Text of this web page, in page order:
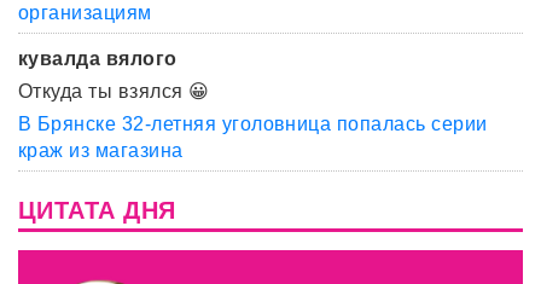
организациям
кувалда вялого
Откуда ты взялся 😀
В Брянске 32-летняя уголовница попалась серии
краж из магазина
ЦИТАТА ДНЯ